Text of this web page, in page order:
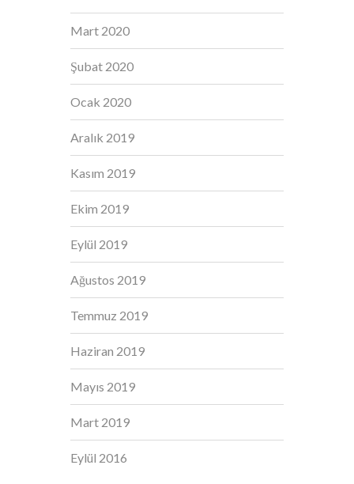
Mart 2020
Şubat 2020
Ocak 2020
Aralık 2019
Kasım 2019
Ekim 2019
Eylül 2019
Ağustos 2019
Temmuz 2019
Haziran 2019
Mayıs 2019
Mart 2019
Eylül 2016